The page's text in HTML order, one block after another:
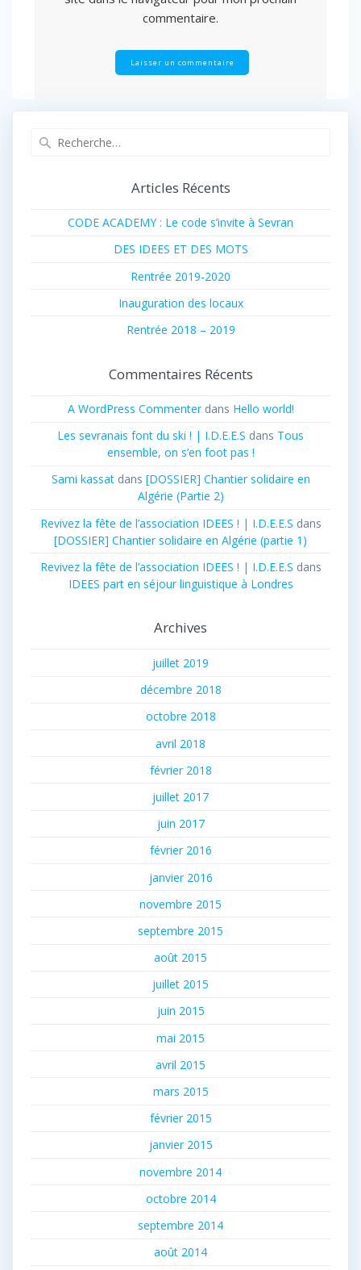
commentaire.
Articles Récents
CODE ACADEMY : Le code s’invite à Sevran
DES IDEES ET DES MOTS
Rentrée 2019-2020
Inauguration des locaux
Rentrée 2018 – 2019
Commentaires Récents
A WordPress Commenterdans Hello world!
Les sevranais font du ski ! | I.D.E.E.S dans Tous
ensemble, on s’en foot pas !
Sami kassatdans [DOSSIER] Chantier solidaire en
Algérie (Partie 2)
Revivez la fête de l’association IDEES ! | I.D.E.E.S dans
[DOSSIER] Chantier solidaire en Algérie (partie 1)
Revivez la fête de l’association IDEES ! | I.D.E.E.S dans
IDEES part en séjour linguistique à Londres
Archives
juillet 2019
décembre 2018
octobre 2018
avril 2018
février 2018
juillet 2017
juin 2017
février 2016
janvier 2016
novembre 2015
septembre 2015
août 2015
juillet 2015
juin 2015
mai 2015
avril 2015
mars 2015
février 2015
janvier 2015
novembre 2014
octobre 2014
septembre 2014
août 2014